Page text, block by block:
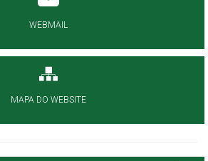
WEBMAIL
MAPA DO WEBSITE